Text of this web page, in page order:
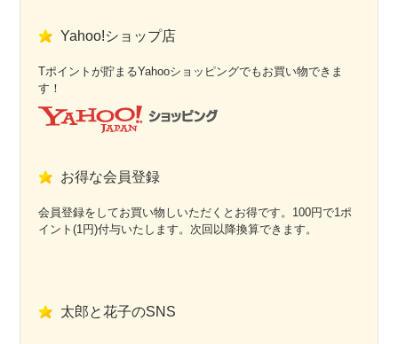
Yahoo!ショップ店
Tポイントが貯まるYahooショッピングでもお買い物できま
す！
お得な会員登録
会員登録をしてお買い物しいただくとお得です。100円で1ポ
イント(1円)付与いたします。次回以降換算できます。
太郎と花子のSNS